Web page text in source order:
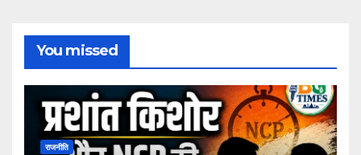
You missed
राजनीति